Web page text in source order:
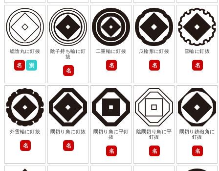
総陰丸に釘抜
名 別
陰子持ち輪に釘
抜
名
二重輪に釘抜
名
瓜輪形に釘抜
名
雪輪に釘抜
名
外雪輪に釘抜
名
隅切り角に釘抜
名
隅切り角に平釘
抜
名
陰隅切り角に平
釘抜
名
隅切り鉄砲角に
釘抜
名